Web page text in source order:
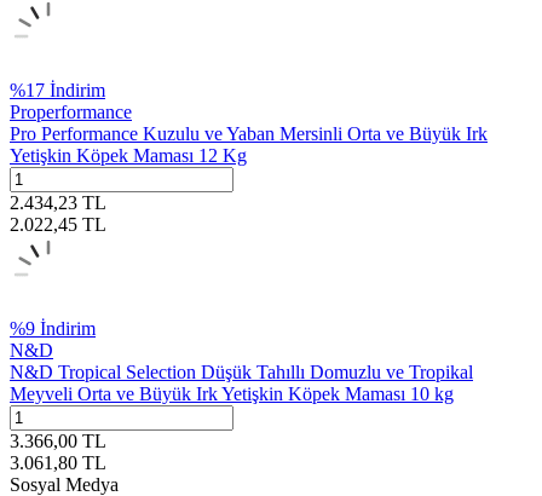
%17 İndirim
Properformance
Pro Performance Kuzulu ve Yaban Mersinli Orta ve Büyük Irk
Yetişkin Köpek Maması 12 Kg
2.434,23 TL
2.022,45 TL
%9 İndirim
N&D
N&D Tropical Selection Düşük Tahıllı Domuzlu ve Tropikal
Meyveli Orta ve Büyük Irk Yetişkin Köpek Maması 10 kg
3.366,00 TL
3.061,80 TL
Sosyal Medya